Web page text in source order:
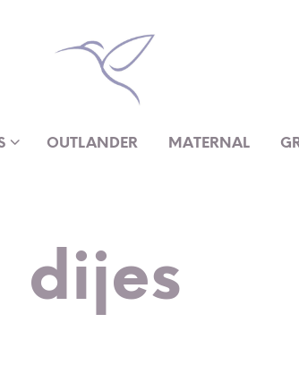
OUTLANDER MATERNAL
dijes